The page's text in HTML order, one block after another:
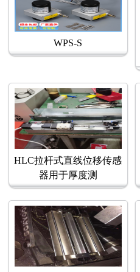
WPS-S
HLC拉杆式直线位移传感
器用于厚度测